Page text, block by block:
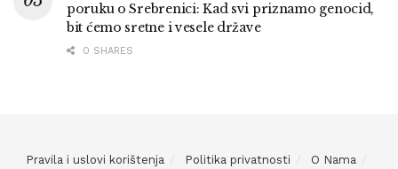
poruku o Srebrenici: Kad svi priznamo genocid,
bit ćemo sretne i vesele države
0 SHARES
Pravila i uslovi korištenja Politika privatnosti
O Nama